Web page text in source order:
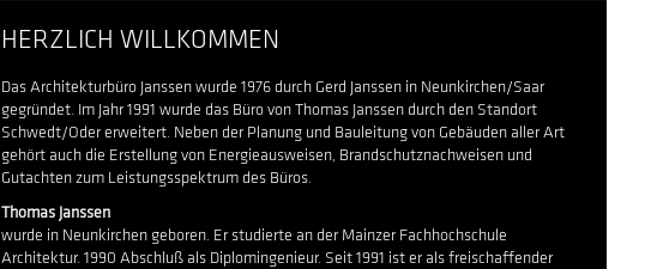
HERZLICH WILLKOMMEN
Das Architekturbüro Janssen wurde 1976 durch Gerd Janssen in Neunkirchen/Saar
gegründet. Im Jahr 1991 wurde das Büro von Thomas Janssen durch den Standort
Schwedt/Oder erweitert. Neben der Planung und Bauleitung von Gebäuden aller Art
gehört auch die Erstellung von Energieausweisen, Brandschutznachweisen und
Gutachten zum Leistungsspektrum des Büros.
Thomas Janssen
wurde in Neunkirchen geboren. Er studierte an der Mainzer Fachhochschule
Architektur. 1990 Abschluß als Diplomingenieur. Seit 1991 ist er als freischaffender